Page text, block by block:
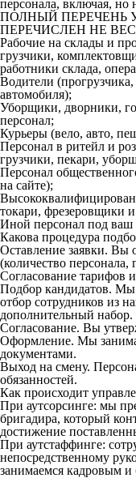
персонала, включая,
ПОЛНЫЙ ПЕРЕЧЕНЬ
ПЕРЕЧИСЛЕН НЕ
Рабочие на склады и
грузчики,
работники склада,
Водители (прогрузчика,
автомобиля);
Уборщики, дворники,
персонал;
Курьеры (вело, авто,
Персонал в ритейл и
грузчики, пекари,
Персонал
на сайте);
токари, фрезеровщики
Иной персонал под ваш
Какова процедура
Оставление заявки. Вы
(количество
Согласование тарифов
Подбор кандидатов.
отбор сотрудников из
дополнительный набор.
Согласование. Вы
Оформление. Мы
документами.
Выход на смену.
обязанностей.
Как происходит
При аутсорсинге: мы
бригадира, который
достижение
При аутстаффинге:
непосредственному
занимаемся кадровым и